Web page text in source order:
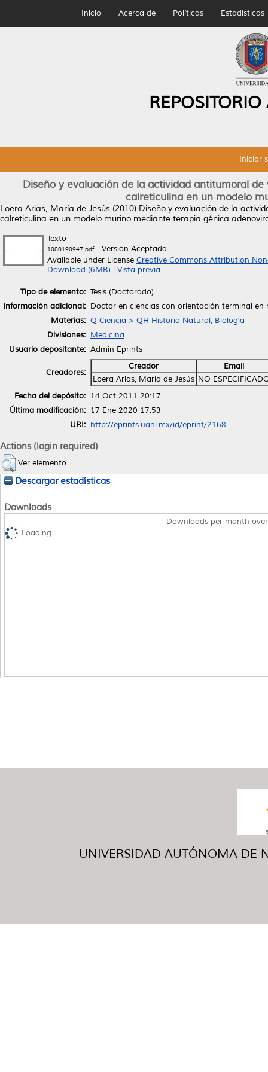
Inicio Acerca de Políticas Estadísticas
Iniciar
Diseño y evaluación de la actividad antitumoral
calreticulina en un modelo
Loera Arias, María de Jesús (2010) Diseño y evaluación de la
calreticulina en un modelo murino mediante terapia génica
Texto
1080190947.pdf- Versión Aceptada
Available under License Creative Commons Attribution
Download (6MB)
Vista previa
Tipo de elemento: Tesis (Doctorado)
Información adicional: Doctor en ciencias con orientación terminal en
Materias: Q Ciencia > QH Historia Natural, Biología
Divisiones: Medicina
Usuario depositante: Admin Eprints
Creadores:
Creador
Email
Loera Arias, María de Jesús NO
Fecha del depósito: 14 Oct 2011 20:17
Última modificación: 17 Ene 2020 17:53
URI: http://eprints.uanl.mx/id/eprint/2168
Actions (login required)
Ver elemento
Descargar estadísticas
Downloads
Downloads per month
Loading...
UNIVERSIDAD AUTÓNOMA DE